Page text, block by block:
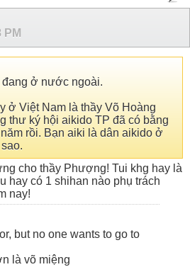
PM
ở nước ngoài.
ở Việt Nam là thầy Võ Hoàng
thư ký hội aikido TP đã có bằng
rồi. Bạn aiki là dân aikido ở
cho thầy Phượng! Tui khg hay là
hay có 1 shihan nào phụ trách
nay!
but no one wants to go to
là võ miệng